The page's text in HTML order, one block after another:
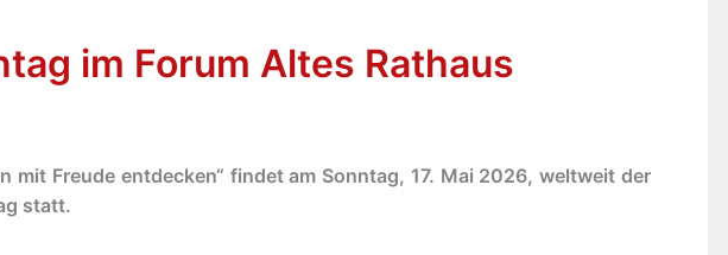
im Forum Altes Rathaus
mit Freude entdecken“ findet am Sonntag, 17. Mai 2026, weltweit der
statt.